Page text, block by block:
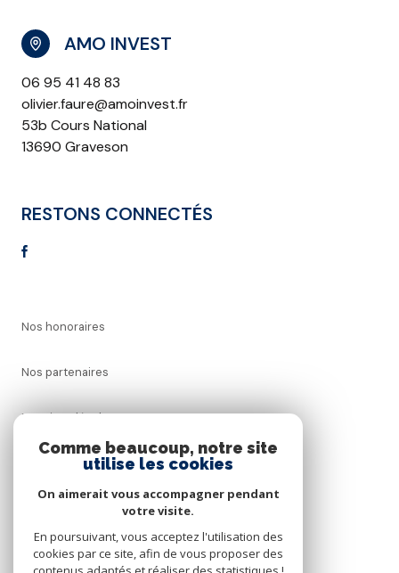
AMO INVEST
06 95 41 48 83
olivier.faure@amoinvest.fr
53b Cours National
13690 Graveson
RESTONS CONNECTÉS
Nos honoraires
Nos partenaires
Mentions légales
Cookies
Comme beaucoup, notre site
utilise les cookies
On aimerait vous accompagner pendant
votre visite.
En poursuivant, vous acceptez l'utilisation des
cookies par ce site, afin de vous proposer des